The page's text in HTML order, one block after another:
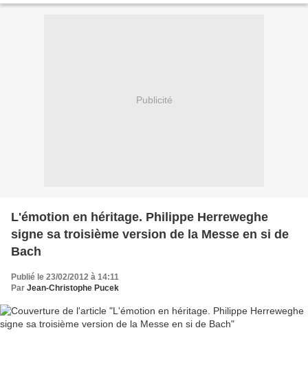
Publicité
L'émotion en héritage. Philippe Herreweghe
signe sa troisième version de la Messe en si de
Bach
Publié le 23/02/2012 à 14:11
Par Jean-Christophe Pucek